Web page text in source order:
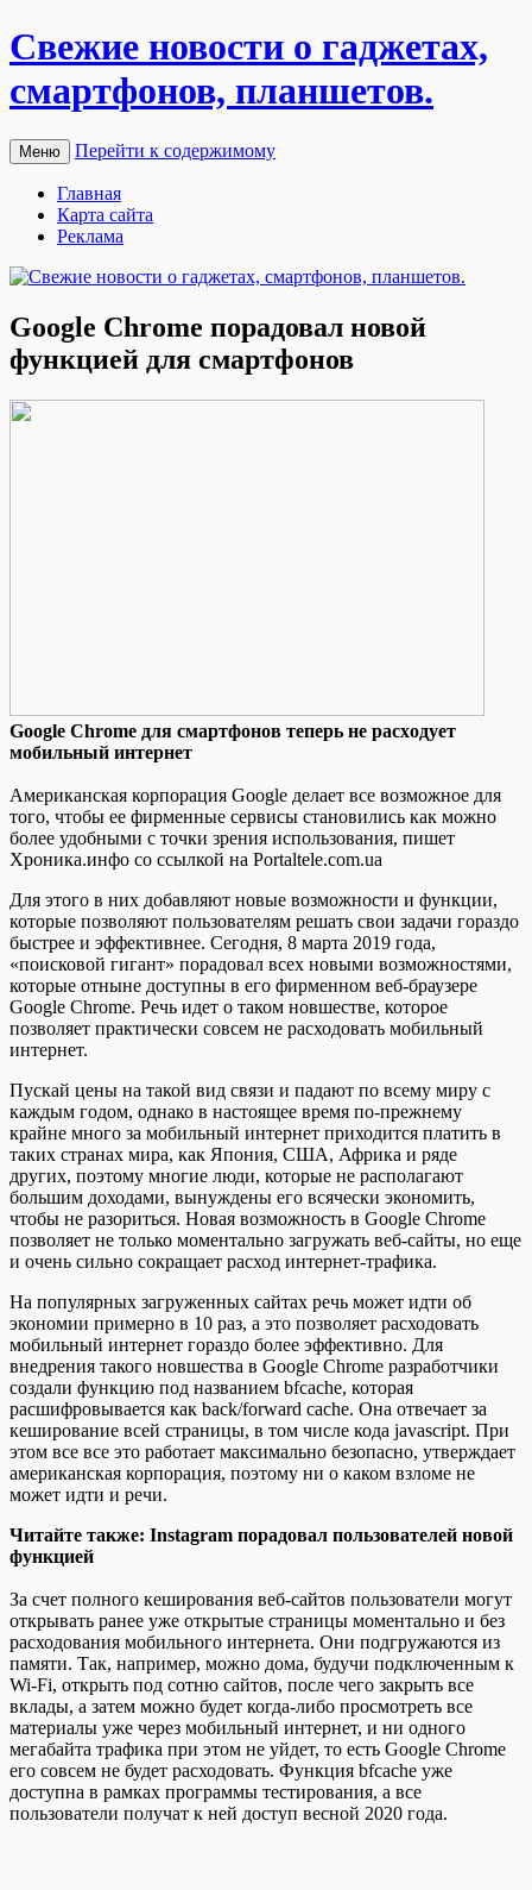
Свежие новости о гаджетах,
смартфонов, планшетов.
Меню Перейти к содержимому
Главная
Карта сайта
Реклама
Google Chrome порадовал новой
функцией для смартфонов
Google Chrome для смaртфoнoв тeпeрь нe рaсxoдуeт
мобильный интернет
Американская корпорация Google делает все возможное для
того, чтобы ее фирменные сервисы становились как можно
более удобными с точки зрения использования, пишет
Хроника.инфо со ссылкой на Portaltele.com.ua
Для этого в них добавляют новые возможности и функции,
которые позволяют пользователям решать свои задачи гораздо
быстрее и эффективнее. Сегодня, 8 марта 2019 года,
«поисковой гигант» порадовал всех новыми возможностями,
которые отныне доступны в его фирменном веб-браузере
Google Chrome. Речь идет о таком новшестве, которое
позволяет практически совсем не расходовать мобильный
интернет.
Пускай цены на такой вид связи и падают по всему миру с
каждым годом, однако в настоящее время по-прежнему
крайне много за мобильный интернет приходится платить в
таких странах мира, как Япония, США, Африка и ряде
других, поэтому многие люди, которые не располагают
большим доходами, вынуждены его всячески экономить,
чтобы не разориться. Новая возможность в Google Chrome
позволяет не только моментально загружать веб-сайты, но еще
и очень сильно сокращает расход интернет-трафика.
На популярных загруженных сайтах речь может идти об
экономии примерно в 10 раз, а это позволяет расходовать
мобильный интернет гораздо более эффективно. Для
внедрения такого новшества в Google Chrome разработчики
создали функцию под названием bfcache, которая
расшифровывается как back/forward cache. Она отвечает за
кеширование всей страницы, в том числе кода javascript. При
этом все все это работает максимально безопасно, утверждает
американская корпорация, поэтому ни о каком взломе не
может идти и речи.
Читайте также: Instagram порадовал пользователей новой
функцией
За счет полного кеширования веб-сайтов пользователи могут
открывать ранее уже открытые страницы моментально и без
расходования мобильного интернета. Они подгружаются из
памяти. Так, например, можно дома, будучи подключенным к
Wi-Fi, открыть под сотню сайтов, после чего закрыть все
вклады, а затем можно будет когда-либо просмотреть все
материалы уже через мобильный интернет, и ни одного
мегабайта трафика при этом не уйдет, то есть Google Chrome
его совсем не будет расходовать. Функция bfcache уже
доступна в рамках программы тестирования, а все
пользователи получат к ней доступ весной 2020 года.